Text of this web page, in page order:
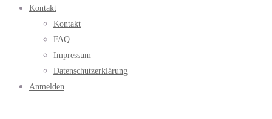
Kontakt
Kontakt
FAQ
Impressum
Datenschutzerklärung
Anmelden